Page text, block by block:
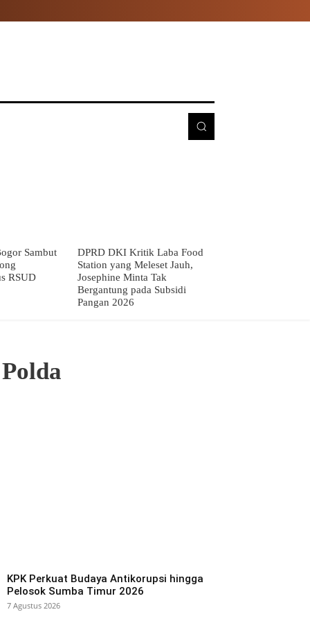
Sambut
RSUD
DPRD DKI Kritik Laba Food
Station yang Meleset Jauh,
Josephine Minta Tak
Bergantung pada Subsidi
Pangan 2026
KPK Perkuat Budaya Antikorupsi hingga
Pelosok Sumba Timur 2026
7 Agustus 2026